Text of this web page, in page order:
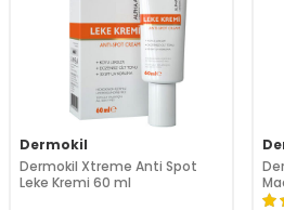
Dermokil
Dermokil Xtreme Anti Spot
Leke Kremi 60 ml
ml